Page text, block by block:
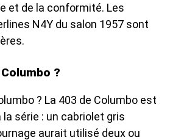
et de la conformité. Les
N4Y du salon 1957 sont
?
? La 403 de Columbo est
série : un cabriolet gris
aurait utilisé deux ou